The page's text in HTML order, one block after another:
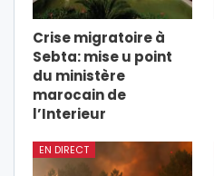
Crise migratoire à
Sebta: mise u point
du ministère
marocain de
l’Interieur
EN DIRECT